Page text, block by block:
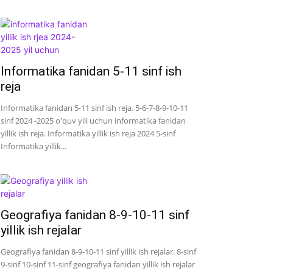
Informatika fanidan 5-11 sinf ish
reja
Informatika fanidan 5-11 sinf ish reja. 5-6-7-8-9-10-11
sinf 2024 -2025 o'quv yili uchun informatika fanidan
yillik ish reja. Informatika yillik ish reja 2024 5-sinf
Informatika yillik...
Geografiya fanidan 8-9-10-11 sinf
yillik ish rejalar
Geografiya fanidan 8-9-10-11 sinf yillik ish rejalar. 8-sinf
9-sinf 10-sinf 11-sinf geografiya fanidan yillik ish rejalar